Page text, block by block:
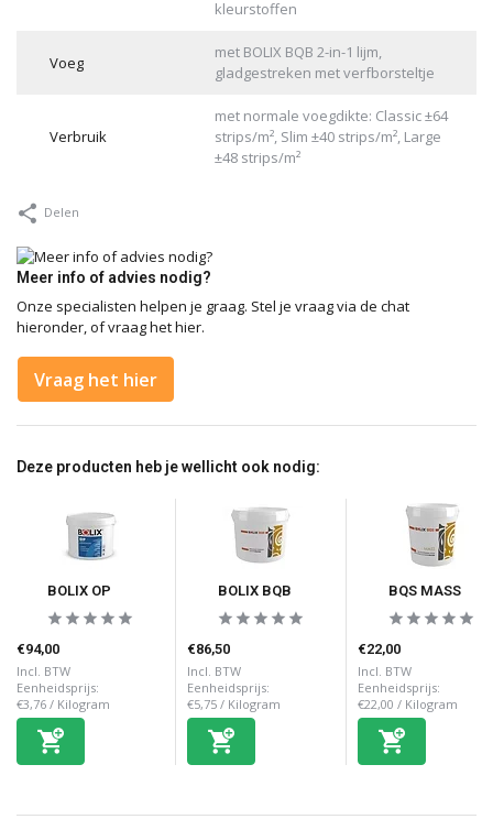
kleurstoffen
Voeg
met BOLIX BQB 2-in-1 lijm,
gladgestreken met verfborsteltje
Verbruik
met normale voegdikte: Classic ±64
strips/m², Slim ±40 strips/m², Large
±48 strips/m²
Delen
Meer info of advies nodig?
Onze specialisten helpen je graag. Stel je vraag via de chat
hieronder, of vraag het hier.
Vraag het hier
Deze producten heb je wellicht ook nodig:
BOLIX OP
€94,00
Incl. BTW
Eenheidsprijs:
€3,76 / Kilogram
BOLIX BQB
€86,50
Incl. BTW
Eenheidsprijs:
€5,75 / Kilogram
BQS MASS
€22,00
Incl. BTW
Eenheidsprijs:
€22,00 / Kilogram